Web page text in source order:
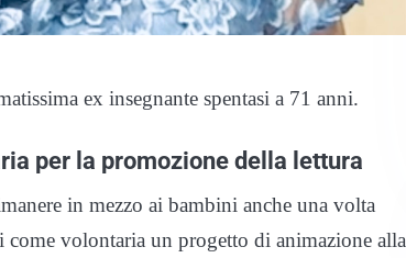
ex insegnante spentasi a 71 anni.
per la promozione della lettura
in mezzo ai bambini anche una volta
volontaria un progetto di animazione alla